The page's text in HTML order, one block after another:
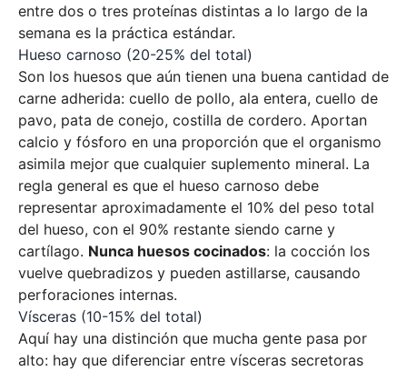
entre dos o tres proteínas distintas a lo largo de la
semana es la práctica estándar.
Hueso carnoso (20-25% del total)
Son los huesos que aún tienen una buena cantidad de
carne adherida: cuello de pollo, ala entera, cuello de
pavo, pata de conejo, costilla de cordero. Aportan
calcio y fósforo en una proporción que el organismo
asimila mejor que cualquier suplemento mineral. La
regla general es que el hueso carnoso debe
representar aproximadamente el 10% del peso total
del hueso, con el 90% restante siendo carne y
cartílago. Nunca huesos cocinados: la cocción los
vuelve quebradizos y pueden astillarse, causando
perforaciones internas.
Vísceras (10-15% del total)
Aquí hay una distinción que mucha gente pasa por
alto: hay que diferenciar entre vísceras secretoras